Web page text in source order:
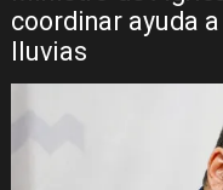
coordinar ayuda
lluvias